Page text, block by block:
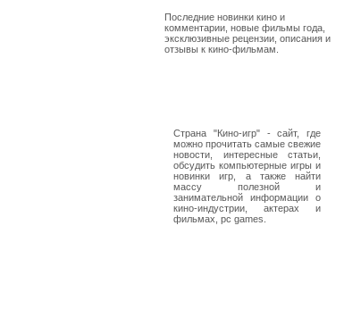
Последние новинки кино и
комментарии, новые фильмы года,
эксклюзивные рецензии, описания и
отзывы к кино-фильмам.
Страна "Кино-игр" - сайт, где
можно прочитать самые свежие
новости, интересные статьи,
обсудить компьютерные игры и
новинки игр, а также найти
массу полезной и
занимательной информации о
кино-индустрии, актерах и
фильмах, pc games.